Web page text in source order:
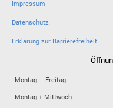
Impressum
Datenschutz
Erklärung zur Barrierefreiheit
Montag – Freitag
Montag + Mittwoch